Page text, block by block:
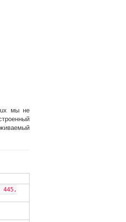
мы не
445,